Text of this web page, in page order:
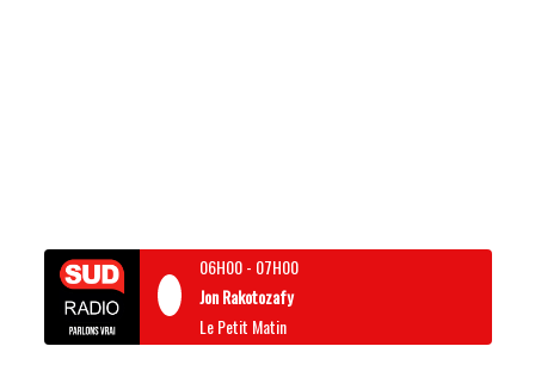
06H00- 07H00
Jon Rakotozafy
Le Petit Matin